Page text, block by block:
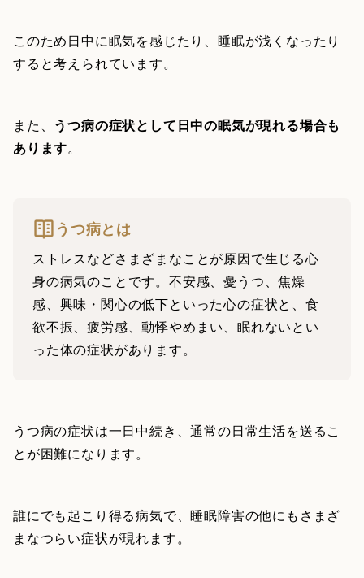
このため日中に眠気を感じたり、睡眠が浅くなったり
すると考えられています。
また、 うつ病の症状として日中の眠気が現れる場合も
あります。
うつ病とは
ストレスなどさまざまなことが原因で生じる心
身の病気のことです。不安感、憂うつ、焦燥
感、興味・関心の低下といった心の症状と、食
欲不振、疲労感、動悸やめまい、眠れないとい
った体の症状があります。
うつ病の症状は一日中続き、通常の日常生活を送るこ
とが困難になります。
誰にでも起こり得る病気で、睡眠障害の他にもさまざ
まなつらい症状が現れます。